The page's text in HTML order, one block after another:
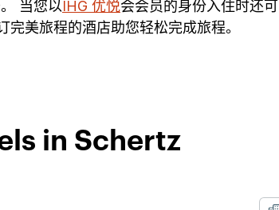
当您以IHG 优悦会会员的身份入住时还
美旅程的酒店助您轻松完成旅程。
in Schertz